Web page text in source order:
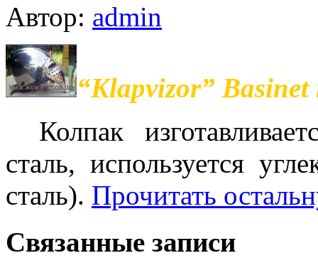
Автор: admin
“Klapvizor” Basinet
Колпак
сталь, используется
сталь). Прочитать
Связанные записи